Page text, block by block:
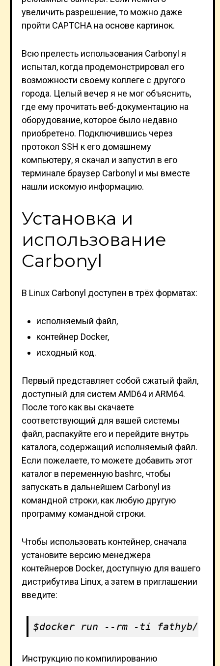
увеличить разрешение, то можно даже
пройти CAPTCHA на основе картинок.
Всю прелесть использования Carbonyl я
испытал, когда продемонстрировал его
возможности своему коллеге с другого
города. Целый вечер я не мог объяснить,
где ему прочитать веб-документацию на
оборудование, которое было недавно
приобретено. Подключившись через
протокол SSH к его домашнему
компьютеру, я скачал и запустил в его
терминале браузер Carbonyl и мы вместе
нашли искомую информацию.
Установка и
использование
Carbonyl
В Linux Carbonyl доступен в трёх форматах:
исполняемый файл,
контейнер Docker,
исходный код.
Первый представляет собой сжатый файл,
доступный для систем AMD64 и ARM64.
После того как вы скачаете
соответствующий для вашей системы
файл, распакуйте его и перейдите внутрь
каталога, содержащий исполняемый файл.
Если пожелаете, то можете добавить этот
каталог в переменную bashrc, чтобы
запускать в дальнейшем Carbonyl из
командной строки, как любую другую
программу командной строки.
Чтобы использовать контейнер, сначала
установите версию менеджера
контейнеров Docker, доступную для вашего
дистрибутива Linux, а затем в приглашении
введите:
docker run --rm -ti fathyb/
Инструкцию по компилированию